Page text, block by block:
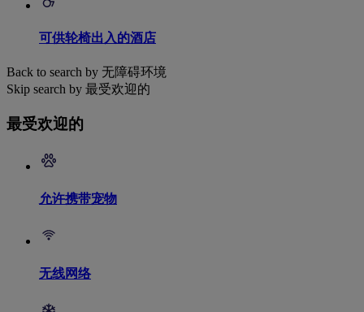
可供轮椅出入的酒店
Back to search by 无障碍环境
Skip search by 最受欢迎的
最受欢迎的
允许携带宠物
无线网络